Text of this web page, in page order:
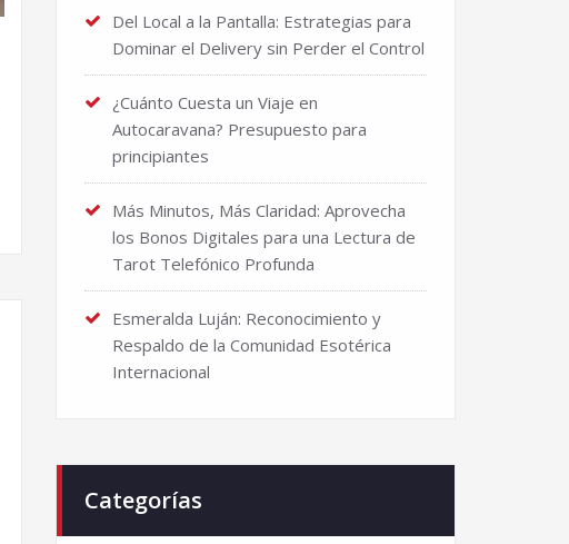
Del Local a la Pantalla: Estrategias para
Dominar el Delivery sin Perder el Control
¿Cuánto Cuesta un Viaje en
Autocaravana? Presupuesto para
principiantes
Más Minutos, Más Claridad: Aprovecha
los Bonos Digitales para una Lectura de
Tarot Telefónico Profunda
Esmeralda Luján: Reconocimiento y
Respaldo de la Comunidad Esotérica
Internacional
Categorías